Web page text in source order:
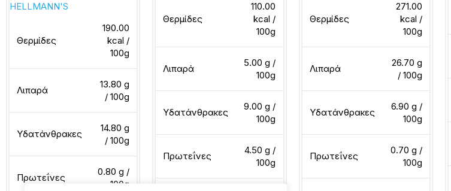
HELLMANN'S
Θερμίδες
190.00
kcal /
100g
Λιπαρά
13.80 g
/ 100g
Υδατάνθρακες
14.80 g
/ 100g
Πρωτεΐνες
0.80 g /
100g
Θερμίδες
110.00
kcal /
100g
Λιπαρά
5.00 g /
100g
Υδατάνθρακες
9.00 g /
100g
Πρωτεΐνες
4.50 g /
100g
Θερμίδες
271.00
kcal /
100g
Λιπαρά
26.70 g
/ 100g
Υδατάνθρακες
6.90 g /
100g
Πρωτεΐνες
0.70 g /
100g